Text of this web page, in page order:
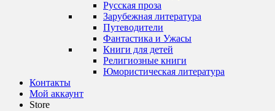
Русская проза
Зарубежная литература
Путеводители
Фантастика и Ужасы
Книги для детей
Религиозные книги
Юмористическая литература
Контакты
Мой аккаунт
Store